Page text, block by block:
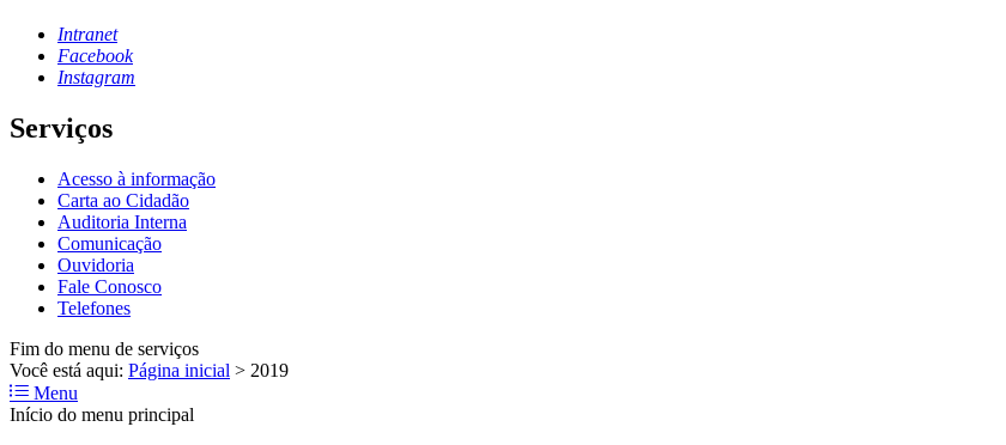
Intranet
Facebook
Instagram
Serviços
Acesso à informação
Carta ao Cidadão
Auditoria Interna
Comunicação
Ouvidoria
Fale Conosco
Telefones
Fim do menu de serviços
Você está aqui: Página inicial > 2019
Menu
Início do menu principal